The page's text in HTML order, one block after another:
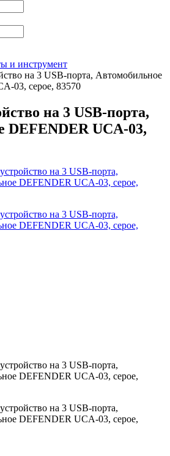
и инструмент
на 3 USB-порта, Автомобильное
03, серое, 83570
на 3 USB-порта,
DEFENDER UCA-03,